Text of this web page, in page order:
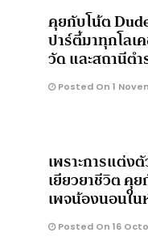
คุยกับโน้ต
ปาร์ตี้มาทุกโล
วัด และสถานีตำ
Posted On 1
เพราะการแต่ง
เยียวยาชีวิต คุ
เพจน้องนอนใ
Posted On 16